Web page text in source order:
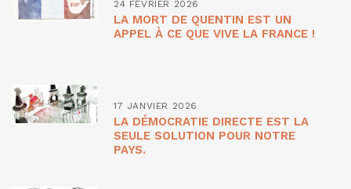
24 FÉVRIER 2026
LA MORT DE QUENTIN EST UN
APPEL À CE QUE VIVE LA FRANCE !
17 JANVIER 2026
LA DÉMOCRATIE DIRECTE EST LA
SEULE SOLUTION POUR NOTRE
PAYS.